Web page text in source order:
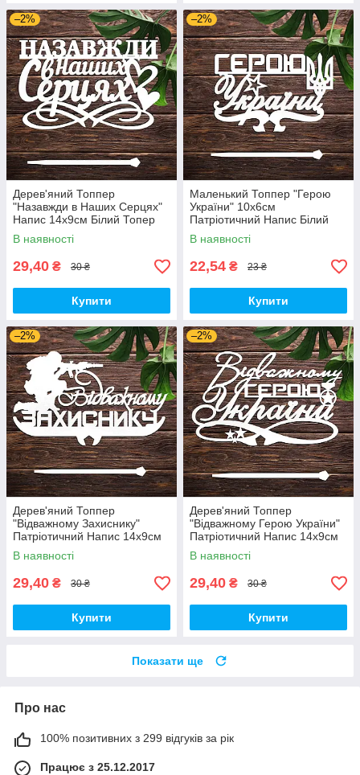
–2%
Дерев'яний Топпер
"Назавжди в Наших Серцях"
Напис 14х9см Білий Топер
для Торта, у Букет Квіти
Фігурка Захиснику
В наявності
29,40 ₴ 30 ₴
Купити
–2%
Маленький Топпер "Герою
України" 10х6см
Патріотичний Напис Білий
Топер для Торта, у Букет
Квіти Фігурка Захиснику
В наявності
22,54 ₴ 23 ₴
Купити
–2%
Дерев'яний Топпер
"Відважному Захиснику"
Патріотичний Напис 14х9см
Білий Топер для Торта, у
Букет Квіти Фігурка Герою
України
В наявності
29,40 ₴ 30 ₴
Купити
–2%
Дерев'яний Топпер
"Відважному Герою України"
Патріотичний Напис 14х9см
Білий Топер для Торта, у
Букет Квіти Фігурка Захиснику
В наявності
29,40 ₴ 30 ₴
Купити
Показати ще
Про нас
100% позитивних з 299 відгуків за рік
Працює з 25.12.2017